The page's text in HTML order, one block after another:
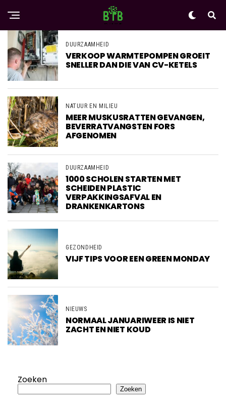
DUURZAAMHEID
VERKOOP WARMTEPOMPEN GROEIT
SNELLER DAN DIE VAN CV-KETELS
NATUUR EN MILIEU
MEER MUSKUSRATTEN GEVANGEN,
BEVERRATVANGSTEN FORS
AFGENOMEN
DUURZAAMHEID
1000 SCHOLEN STARTEN MET
SCHEIDEN PLASTIC
VERPAKKINGSAFVAL EN
DRANKENKARTONS
GEZONDHEID
VIJF TIPS VOOR EEN GREEN MONDAY
NIEUWS
NORMAAL JANUARIWEER IS NIET
ZACHT EN NIET KOUD
Zoeken
Zoeken